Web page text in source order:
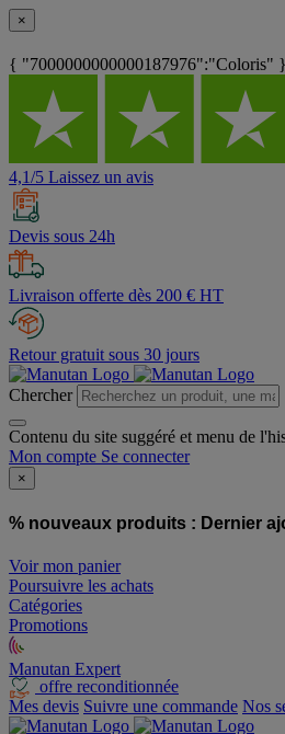
×
{ "7000000000000187976":"Coloris" }
4,1/5 Laissez un avis
Devis sous 24h
Livraison offerte dès 200 € HT
Retour gratuit sous 30 jours
Chercher
Contenu du site suggéré et menu de
Mon compte Se connecter
×
% nouveaux produits : Dernier
Voir mon panier
Poursuivre les achats
Catégories
Promotions
Manutan Expert
offre reconditionnée
Mes devis Suivre une commande Nos